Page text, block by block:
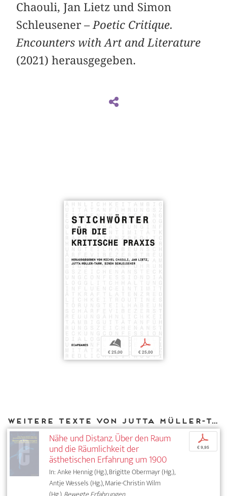
Chaouli, Jan Lietz und Simon
Schleusener –Poetic Critique.
Encounters with Art and Literature
(2021) herausgegeben.
b
€ 25,00
p
€ 25,00
Weitere Texte von Jutta Müller-Tamm bei DIAPHANES
Nähe und Distanz. Über den Raum
und die Räumlichkeit der
ästhetischen Erfahrung um 1900
In: Anke Hennig (Hg.), Brigitte Obermayr (Hg.),
Antje Wessels (Hg.), Marie-Christin Wilm
p
€ 9,95